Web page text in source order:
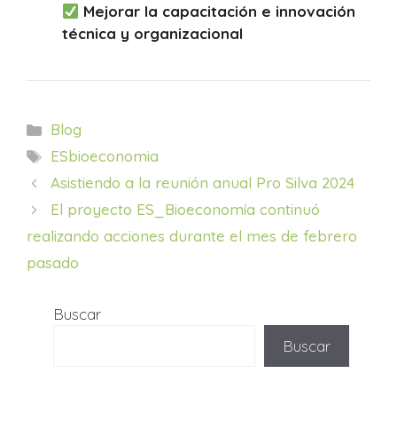
Mejorar la capacitación e innovación
técnica y organizacional
Categorías
Blog
Etiquetas
ESbioeconomia
Asistiendo a la reunión anual Pro Silva 2024
El proyecto ES_Bioeconomía continuó
realizando acciones durante el mes de febrero
pasado
Buscar
Buscar